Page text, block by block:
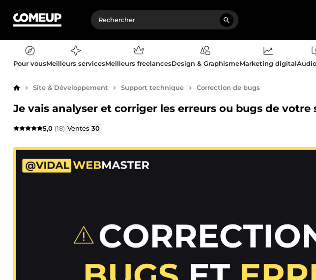
Pour vousMeilleurs servicesMeilleurs freelancesDesign & GraphismeMarketing digital
AccueilSite & Développement Support technique Correction de bugs
Je vais analyser et corriger les erreurs ou bugs de votre
5,0 (18) Ventes30